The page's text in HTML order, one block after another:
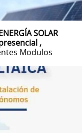
SOLAR
,
Modulos